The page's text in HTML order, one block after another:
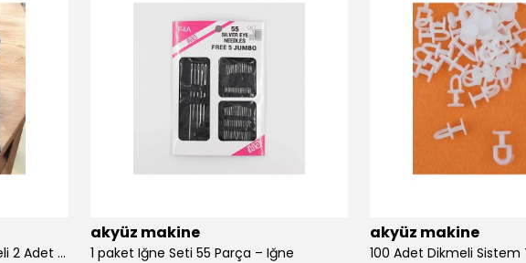
%100 Polyester Dikiş Ipliği Kaliteli 2 Adet Farklı Makara Ip Dikiş İpi Siyah&Beyaz 2'Li Set
akyüz makine
1 paket Iğne Seti 55 Parça – Iğne
akyüz makine